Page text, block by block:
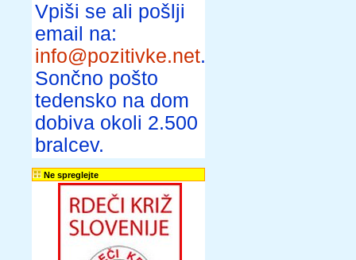
Vpiši se ali pošlji
email na:
info@pozitivke.net.
Sončno pošto
tedensko na dom
dobiva okoli 2.500
bralcev.
Ne spreglejte